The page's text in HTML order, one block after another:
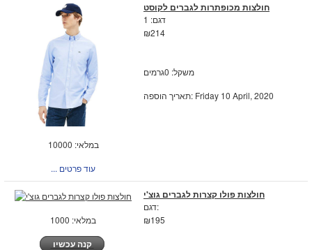
במלאי: 10000
... עוד פרטים
חולצות מכופתרות לגברים לקוסט
דגם: 1
₪214
משקל: 0גרמים
תאריך הוספה: Friday 10 April, 2020
במלאי: 1000
קנה עכשיו
חולצות פולו קצרות לגברים גוצ'י
דגם:
₪195